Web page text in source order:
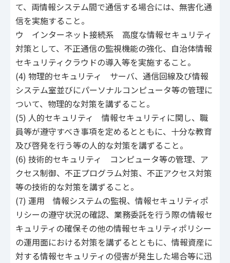
て、両情報システム間で通信する場合には、無害化通
信を実施すること。
ウ インターネット接続系 高度な情報セキュリティ
対策として、不正通信の監視機能の強化、自治体情報
セキュリティクラウドの導入等を実施すること。
(4) 物理的セキュリティ サーバ、通信回線及び情報
システム室並びにパーソナルコンピュータ等の管理に
ついて、物理的な対策を講ずること。
(5) 人的セキュリティ 情報セキュリティに関し、職
員等が遵守すべき事項を定めるとともに、十分な教育
及び啓発を行う等の人的な対策を講ずること。
(6) 技術的セキュリティ コンピュータ等の管理、ア
クセス制御、不正プログラム対策、不正アクセス対策
等の技術的な対策を講ずること。
(7) 運用 情報システムの監視、情報セキュリティポ
リシーの遵守状況の確認、業務委託を行う際の情報セ
キュリティの確保その他の情報セキュリティポリシー
の運用面における対策を講ずるとともに、情報資産に
対する情報セキュリティの侵害が発生した場合等に迅